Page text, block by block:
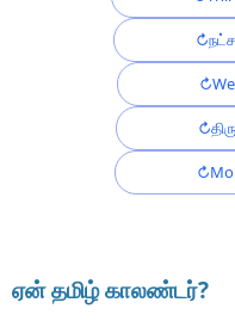
ஏன் தமிழ் காலண்டர்?